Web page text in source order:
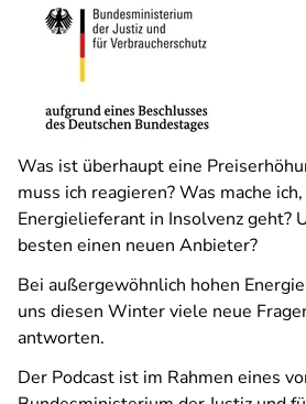
Was ist überhaupt eine
muss ich reagieren? Was mache
Energielieferant in Insolvenz geht?
besten einen neuen Anbieter?
Bei außergewöhnlich hohen
uns diesen Winter viele neue
antworten.
Der Podcast ist im Rahmen eines